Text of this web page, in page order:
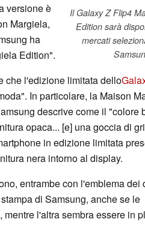
Il Galaxy Z Flip4
Edition sarà
mercati
versione è
Margiela,
ha
Edition".
che l'edizione limitata dello
In particolare, la Maison
descrive come il "colore
opaca... [e] una goccia di
in edizione limitata
nera intorno al display.
entrambe con l'emblema dei
di Samsung, anche se le
l'altra sembra essere in